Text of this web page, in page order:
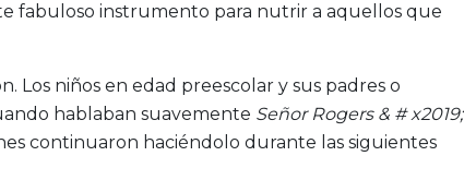
fabuloso instrumento para nutrir a aquellos que
Los niños en edad preescolar y sus padres o
hablaban suavemente Señor Rogers & # x2019;
continuaron haciéndolo durante las siguientes